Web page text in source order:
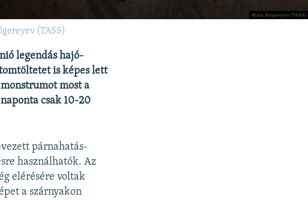
(TASS)
legendás hajó-
is képes lett
most a
csak 10-20
párnahatás-
használhatók. Az
elérésére voltak
a szárnyakon